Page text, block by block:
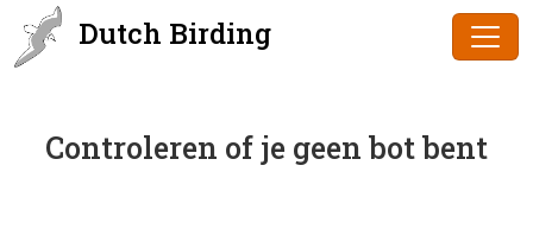
Dutch Birding
Controleren of je geen bot bent